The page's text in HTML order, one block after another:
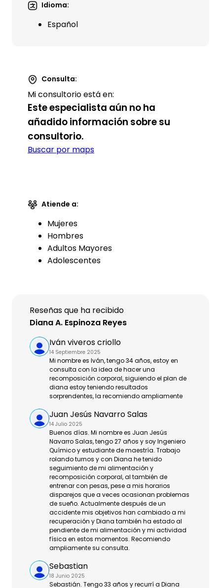
Idioma:
Español
Consulta:
Mi consultorio está en:
Este especialista aún no ha
añadido información sobre su
consultorio.
Buscar por maps
Atiende a:
Mujeres
Hombres
Adultos Mayores
Adolescentes
Reseñas que ha recibido
Diana A. Espinoza Reyes
Iván viveros criollo
14 Septiembre 2025
Mi nombre es Iván, tengo 34 años, estoy en
consulta con la idea de hacer una
recomposición corporal, siguiendo el plan de
diana estoy teniendo resultados
sorprendentes, la recomiendo ampliamente
Juan Jesús Navarro Salas
14 Julio 2025
Buenos días. Mi nombre es Juan Jesús
Navarro Salas, tengo 27 años y soy Ingeniero
Químico y estudiante de maestría. Trabajo
rolando turnos y con Diana he tenido
seguimiento de mi alimentación y
recomposición corporal, al también de
entrenar con pesas, pese a mis horarios
disparejos que a veces ocasionan problemas
de sueño. Actualmente después de un
accidente mis objetivos han cambiado a mi
recuperación y Diana también ha estado al
pendiente de mi alimentación y mi actividad
física en estos momentos. Recomiendo
ampliamente su consulta.
Sebastian
18 Junio 2025
Sebastián. Tengo 33 años y recurrí a Diana